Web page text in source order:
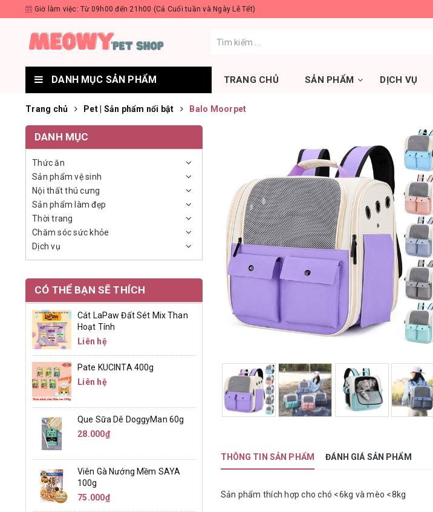
Giờ làm việc: Từ 09h00 đến 21h00 (Cả Cuối tuần và Ngày Lễ Tết)
DANH MỤC SẢN PHẨM TRANG CHỦ SẢN PHẨM DỊCH VỤ
Trang chủ Pet | Sản phẩm nổi bật Balo Moorpet
THÔNG TIN SẢN PHẨM ĐÁNH GIÁ SẢN PHẨM
Sản phẩm thích hợp cho chó <6kg và mèo <8kg
DANH MỤC
Thức ăn
Sản phẩm vệ sinh
Nội thất thú cưng
Sản phẩm làm đẹp
Thời trang
Chăm sóc sức khỏe
Dịch vụ
CÓ THỂ BẠN SẼ THÍCH
Cát LaPaw Đất Sét Mix Than
Hoạt Tính
Liên hệ
Pate KUCINTA 400g
Liên hệ
Que Sữa Dê DoggyMan 60g
28.000₫
Viên Gà Nướng Mềm SAYA
100g
75.000₫